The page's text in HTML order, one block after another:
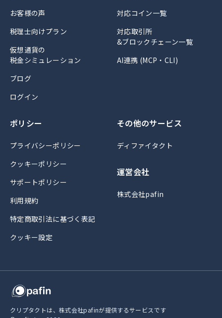
お客様の声
税理士向けプラン
仮想通貨の
税金シミュレーション
ブログ
ログイン
対応コイン一覧
対応取引所
&ブロックチェーン一覧
AI連携 (MCP・CLI)
ポリシー
プライバシーポリシー
クッキーポリシー
サポートポリシー
利用規約
特定商取引法に基づく表記
クッキー設定
その他のサービス
ディファイタクト
運営会社
株式会社pafin
クリプタクトは、株式会社pafinが提供するサービスです